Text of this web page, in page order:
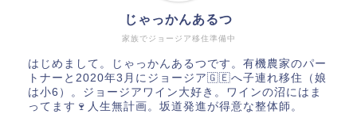
家族でジョージア移住準備中
じゃっかんあるつ
はじめまして。じゃっかんあるつです。有機農家のパー
トナーと2020年3月にジョージア🇬🇪へ子連れ移住（娘
は小6）。ジョージアワイン大好き。ワインの沼にはま
ってます🍷人生無計画。坂道発進が得意な整体師。